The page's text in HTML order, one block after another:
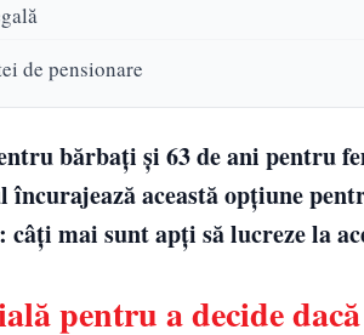
de pensionare
bărbați și 63 de ani pentru
această opțiune
mai sunt apți să lucreze la
pentru a decide